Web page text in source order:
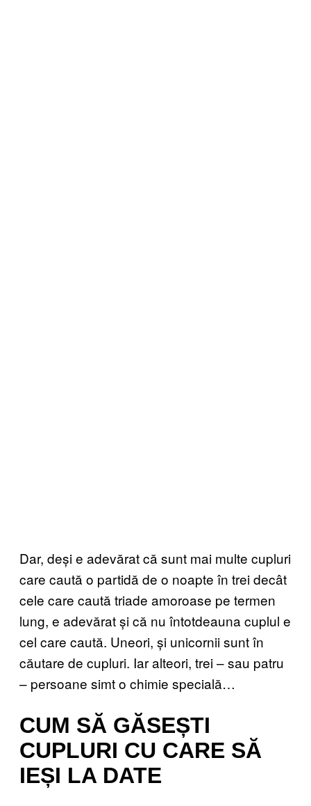
Dar, deși e adevărat că sunt mai multe cupluri
care caută o partidă de o noapte în trei decât
cele care caută triade amoroase pe termen
lung, e adevărat și că nu întotdeauna cuplul e
cel care caută. Uneori, și unicornii sunt în
căutare de cupluri. Iar alteori, trei – sau patru
– persoane simt o chimie specială…
CUM SĂ GĂSEȘTI
CUPLURI CU CARE SĂ
IEȘI LA DATE